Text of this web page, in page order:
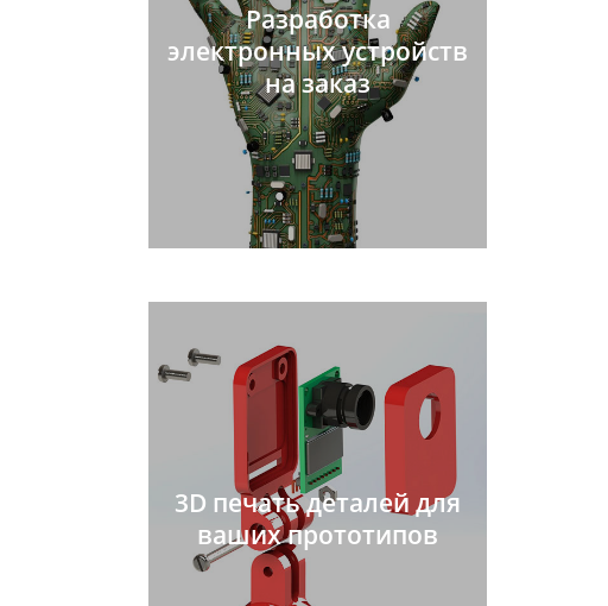
Разработка
электронных устройств
на заказ
3D печать деталей для
ваших прототипов